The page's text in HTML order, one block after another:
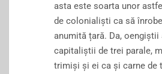
asta este soarta unor
de colonialiști ca să
anumită țară. Da,
capitaliștii de trei parale,
trimiși și ei ca și carne de